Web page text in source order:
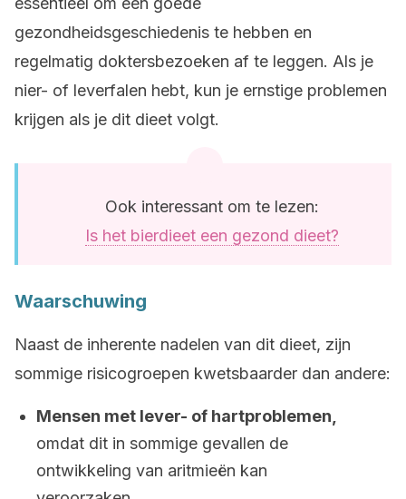
gezondheidsgeschiedenis te hebben en
regelmatig doktersbezoeken af te leggen. Als je
nier- of leverfalen hebt, kun je ernstige problemen
krijgen als je dit dieet volgt.
Ook interessant om te lezen:
Is het bierdieet een gezond dieet?
Waarschuwing
Naast de inherente nadelen van dit dieet, zijn
sommige risicogroepen kwetsbaarder dan andere:
Mensen met lever- of hartproblemen,
omdat dit in sommige gevallen de
ontwikkeling van aritmieën kan